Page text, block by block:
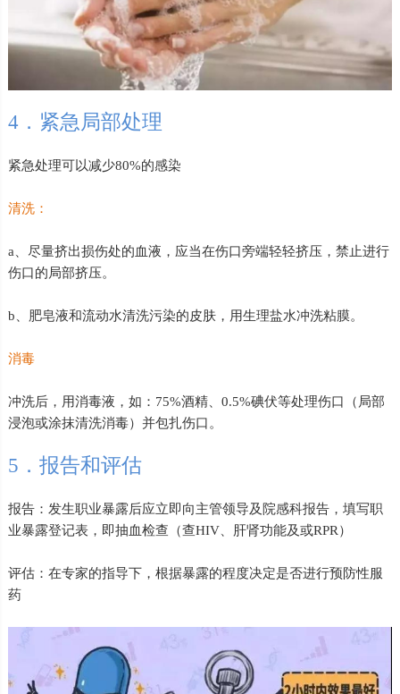
4．紧急局部处理
紧急处理可以减少80%的感染
清洗：
a、尽量挤出损伤处的血液，应当在伤口旁端轻轻挤压，禁止进行
伤口的局部挤压。
b、肥皂液和流动水清洗污染的皮肤，用生理盐水冲洗粘膜。
消毒
冲洗后，用消毒液，如：75%酒精、0.5%碘伏等处理伤口（局部
浸泡或涂抹清洗消毒）并包扎伤口。
5．报告和评估
报告：发生职业暴露后应立即向主管领导及院感科报告，填写职
业暴露登记表，即抽血检查（查HIV、肝肾功能及或RPR）
评估：在专家的指导下，根据暴露的程度决定是否进行预防性服
药